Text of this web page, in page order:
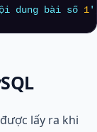
dung bài số 1 '
lấy ra khi